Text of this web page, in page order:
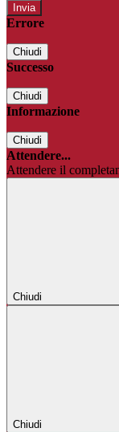
Errore
Chiudi
Successo
Chiudi
Informazione
Chiudi
Attendere...
Attendere il
Chiudi
Chiudi